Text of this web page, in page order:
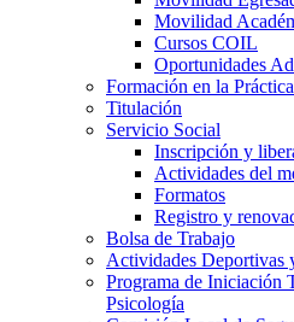
Movilidad
Cursos COIL
Oportunidades
Formación en la
Titulación
Servicio Social
Inscripción y
Actividades del
Formatos
Registro y
Bolsa de Trabajo
Actividades Deportivas
Programa de Iniciación
Psicología